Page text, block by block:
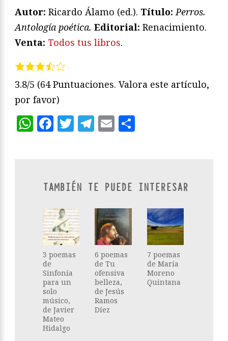
Autor: Ricardo Álamo (ed.). Título:Perros.
Antología poética. Editorial: Renacimiento.
Venta: Todos tus libros.
3.8/5 (64 Puntuaciones. Valora este artículo,
por favor)
WhatsApp
Facebook
Twitter
Telegram
Email
TAMBIÉN TE PUEDE INTERESAR
3 poemas
de
Sinfonía
para un
solo
músico,
de Javier
Mateo
Hidalgo
6 poemas
de Tu
ofensiva
belleza,
de Jesús
Ramos
Díez
7 poemas
de María
Moreno
Quintana